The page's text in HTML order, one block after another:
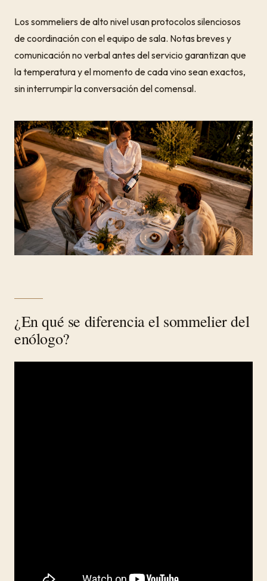
Los sommeliers de alto nivel usan protocolos silenciosos
de coordinación con el equipo de sala. Notas breves y
comunicación no verbal antes del servicio garantizan que
la temperatura y el momento de cada vino sean exactos,
sin interrumpir la conversación del comensal.
¿En qué se diferencia el sommelier del
enólogo?